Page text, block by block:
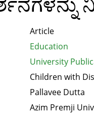
Article
Education
University
Children with
Pallavee Dutta
Azim Premji